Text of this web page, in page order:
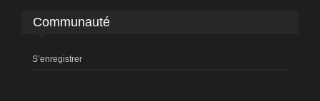
Communauté
S’enregistrer